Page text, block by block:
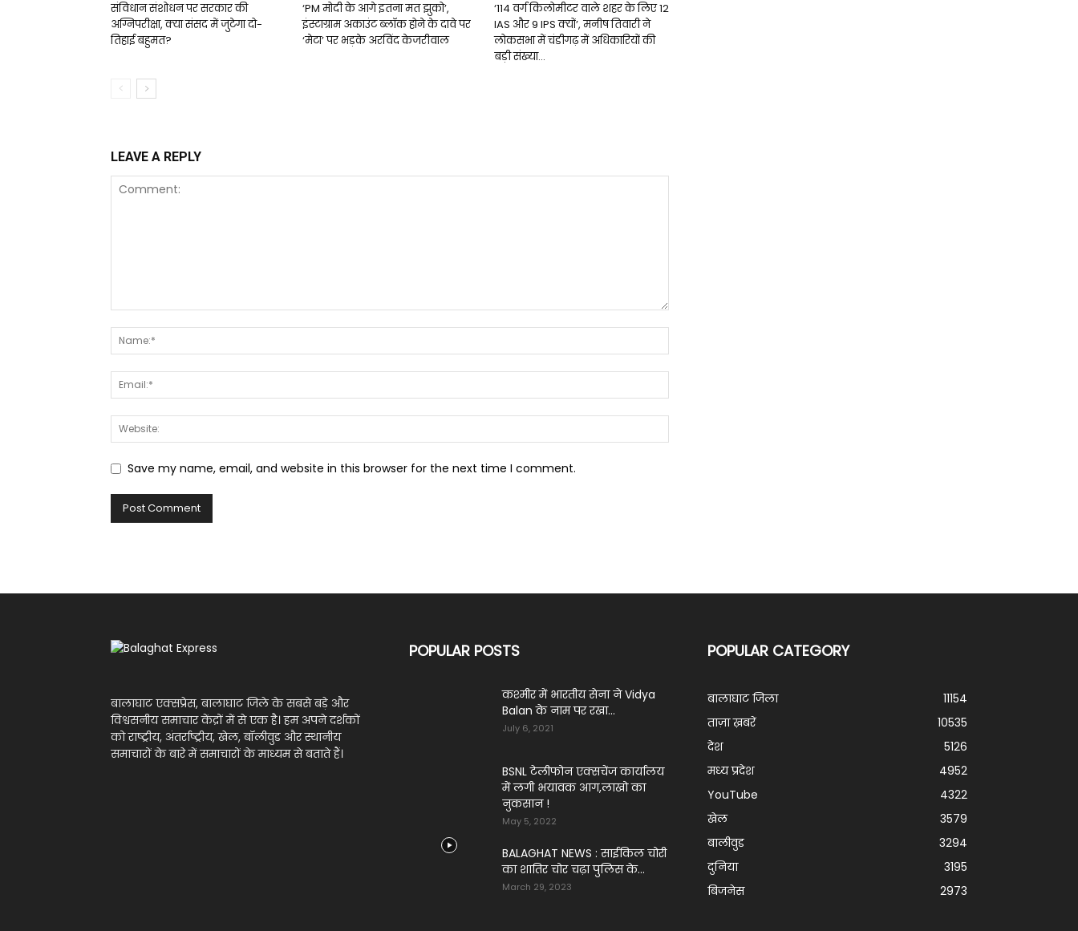
संविधान संशोधन पर सरकार की
अग्निपरीक्षा, क्या संसद में जुटेगा दो-
तिहाई बहुमत?
‘PM मोदी के आगे इतना मत झुको’,
इंस्टाग्राम अकाउंट ब्लॉक होने के दावे पर
‘मेटा’ पर भड़के अरविंद केजरीवाल
‘114 वर्ग किलोमीटर वाले शहर के लिए 12
IAS और 9 IPS क्यों’, मनीष तिवारी ने
लोकसभा में चंडीगढ़ में अधिकारियों की
बड़ी संख्या...
LEAVE A REPLY
Save my name, email, and website in this browser for the next time I comment.
बालाघाट एक्सप्रेस, बालाघाट जिले के सबसे बड़े और
विश्वसनीय समाचार केंद्रों में से एक है। हम अपने दर्शकों
को राष्ट्रीय, अंतर्राष्ट्रीय, खेल, बॉलीवुड और स्थानीय
समाचारों के बारे में समाचारों के माध्यम से बताते हैं।
POPULAR POSTS
कश्मीर में भारतीय सेना ने Vidya
Balan के नाम पर रखा...
July 6, 2021
BSNL टेलीफोन एक्सचेंज कार्यालय
में लगी भयावक आग,लाखो का
नुकसान !
May 5, 2022
BALAGHAT NEWS : साईकिल चोरी
का शातिर चोर चढ़ा पुलिस के...
March 29, 2023
POPULAR CATEGORY
बालाघाट जिला
11154
ताज़ा ख़बरें
10535
देश
5126
मध्य प्रदेश
4952
YouTube
4322
खेल
3579
बालीवुड
3294
दुनिया
3195
बिजनेस
2973